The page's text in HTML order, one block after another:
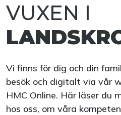
VUXEN I
Vi finns för dig och din
besök och digitalt via vår
HMC Online. Här läser du
hos oss, om våra